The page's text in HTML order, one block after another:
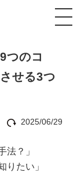
つのコ
せる3つ
2025/06/29
法？」
りたい」